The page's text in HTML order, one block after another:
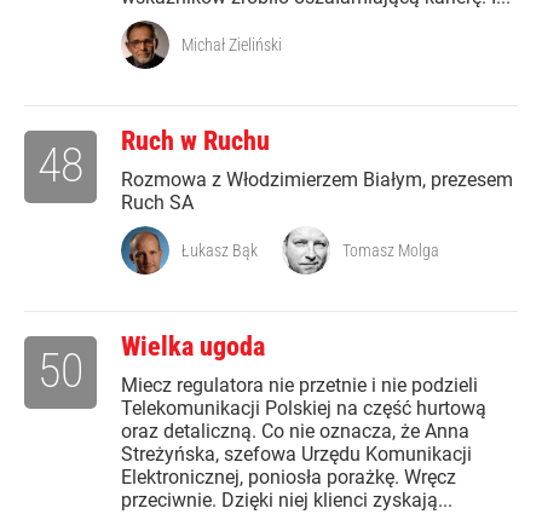
Michał Zieliński
Ruch w Ruchu
Rozmowa z Włodzimierzem Białym, prezesem
Ruch SA
48
Łukasz Bąk Tomasz Molga
Wielka ugoda
Miecz regulatora nie przetnie i nie podzieli
Telekomunikacji Polskiej na część hurtową
oraz detaliczną. Co nie oznacza, że Anna
Streżyńska, szefowa Urzędu Komunikacji
Elektronicznej, poniosła porażkę. Wręcz
przeciwnie. Dzięki niej klienci zyskają...
50